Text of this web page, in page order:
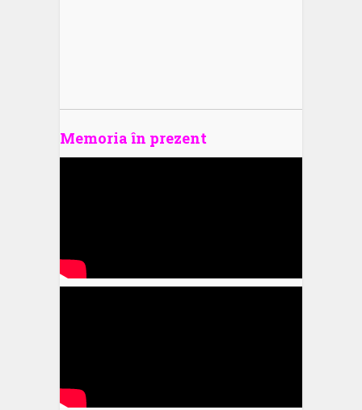
Memoria în prezent